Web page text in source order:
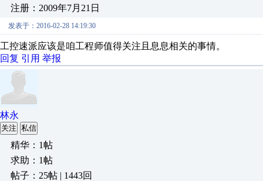
注册：2009年7月21日
发表于：2016-02-28 14:19:30
工控速派应该是咱工程师值得关注且息息相关的事情。
回复 引用 举报
林永
关注 私信
精华：1帖
求助：1帖
帖子：25帖 | 1443回